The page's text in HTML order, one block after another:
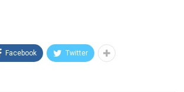
Facebook Twitter